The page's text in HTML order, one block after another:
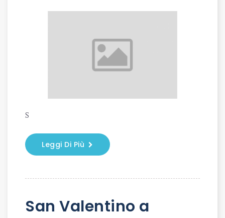
S
Leggi Di Più
San Valentino a